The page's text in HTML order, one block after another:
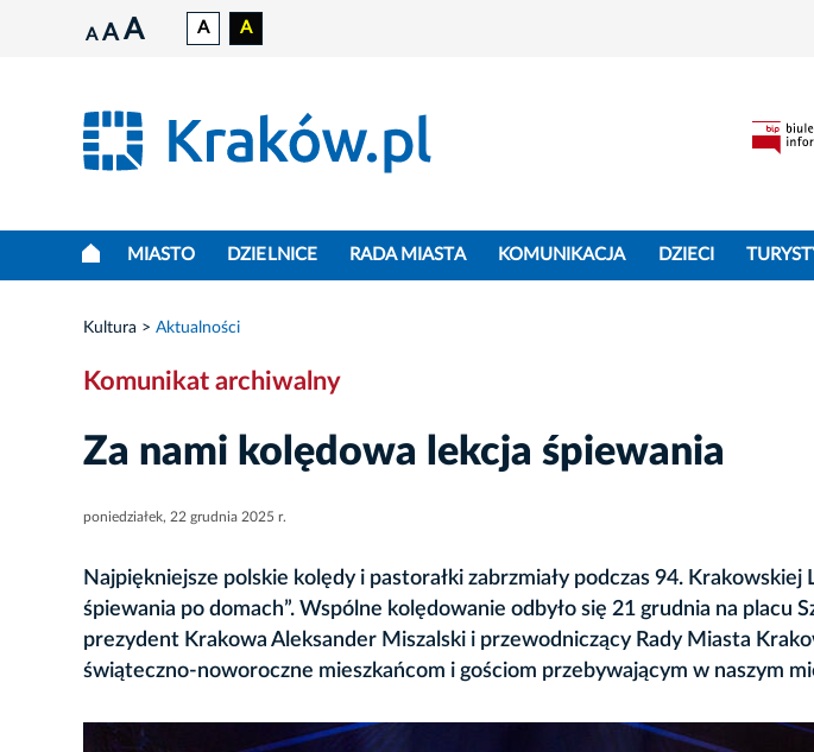
A A A A A
MIASTO DZIELNICE RADA MIASTA KOMUNIKACJA DZIECI
Kultura Aktualności
Komunikat archiwalny
Za nami kolędowa lekcja śpiewania
poniedziałek, 22 grudnia 2025 r.
Najpiękniejsze polskie kolędy i pastorałki zabrzmiały podczas 94. Krakowskiej
śpiewania po domach”. Wspólne kolędowanie odbyło się 21 grudnia na placu
prezydent Krakowa Aleksander Miszalski i przewodniczący Rady Miasta
świąteczno-noworoczne mieszkańcom i gościom przebywającym w naszym